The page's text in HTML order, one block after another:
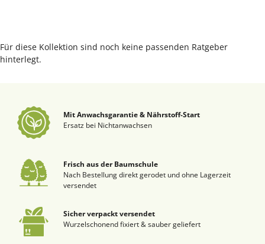
Für diese Kollektion sind noch keine passenden Ratgeber
hinterlegt.
Mit Anwachsgarantie & Nährstoff-Start
Ersatz bei Nichtanwachsen
Frisch aus der Baumschule
Nach Bestellung direkt gerodet und ohne Lagerzeit
versendet
Sicher verpackt versendet
Wurzelschonend fixiert & sauber geliefert